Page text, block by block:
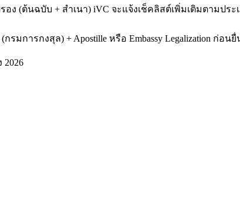
ง (ต้นฉบับ + สำเนา) iVC จะแจ้งเช็คลิสต์เพิ่มเติมตามประ
กรมการกงสุล) + Apostille หรือ Embassy Legalization ก่
2026